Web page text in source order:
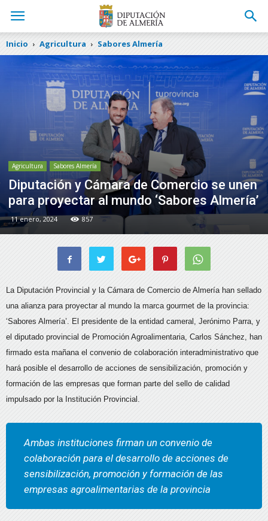
Inicio Agricultura Sabores Almería
Agricultura Sabores Almería
Diputación y Cámara de Comercio se unen
para proyectar al mundo ‘Sabores Almería’
11 enero, 2024 857
La Diputación Provincial y la Cámara de Comercio de Almería han sellado
una alianza para proyectar al mundo la marca gourmet de la provincia:
‘Sabores Almería’. El presidente de la entidad cameral, Jerónimo Parra, y
el diputado provincial de Promoción Agroalimentaria, Carlos Sánchez, han
firmado esta mañana el convenio de colaboración interadministrativo que
hará posible el desarrollo de acciones de sensibilización, promoción y
formación de las empresas que forman parte del sello de calidad
impulsado por la Institución Provincial.
Ambas instituciones firman un convenio de
colaboración para el desarrollo de acciones de
sensibilización, promoción y formación de las
empresas agroalimentarias de la provincia